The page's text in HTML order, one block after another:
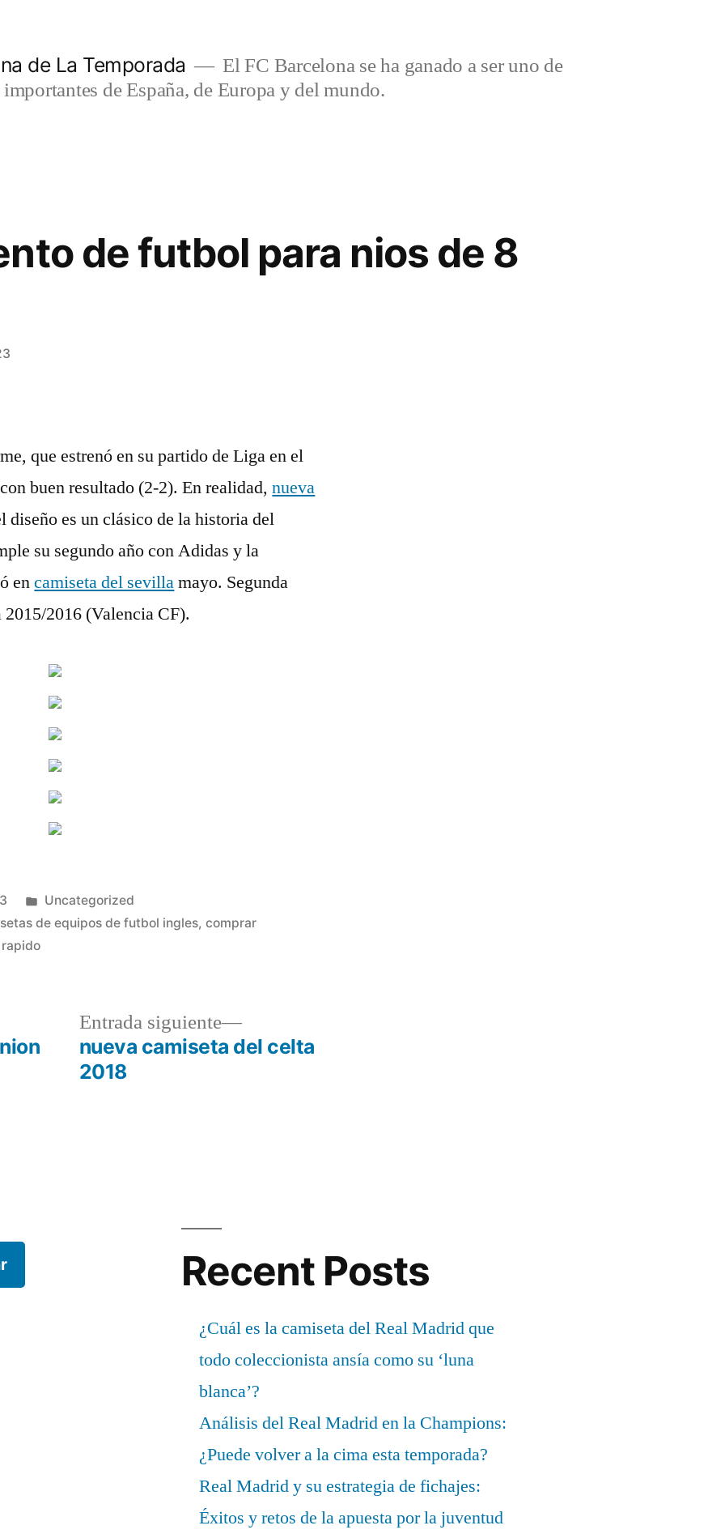
de La Temporada
El FC Barcelona se ha ganado a ser uno de
de España, de Europa y del mundo.
de futbol para nios de 8
que estrenó en su partido de Liga en el
buen resultado (2-2). En realidad,nueva
diseño es un clásico de la historia del
su segundo año con Adidas y la
encamiseta del sevillamayo. Segunda
2016 (Valencia CF).
Publicado
en
Uncategorized
de equipos de futbol ingles,comprar
Entrada siguiente
Entrada
siguiente:
nueva camiseta del celta
2018
Recent Posts
¿Cuál es la camiseta del Real Madrid que
todo coleccionista ansía como su ‘luna
blanca’?
Análisis del Real Madrid en la Champions:
¿Puede volver a la cima esta temporada?
Real Madrid y su estrategia de fichajes:
Éxitos y retos de la apuesta por la juventud